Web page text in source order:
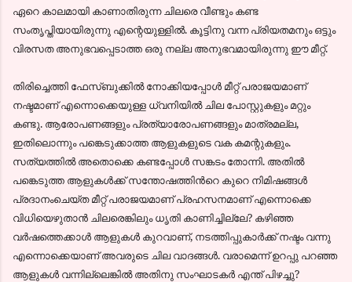
ഏറെ കാലമായി കാണാതിരുന്ന ചിലരെ വീണ്ടും കണ്ട
സംതൃപ്തിയായിരുന്നു എന്റെയുള്ളില്‍. കൂട്ടിനു വന്ന പ്രിയതമനും ഒട്ടും
വിരസത അനുഭവപ്പെടാത്ത ഒരു നല്ല അനുഭവമായിരുന്നു ഈ മീറ്റ്‌.
തിരിച്ചെത്തി ഫേസ്ബുക്കില്‍ നോക്കിയപ്പോള്‍ മീറ്റ്‌ പരാജയമാണ്
നഷ്ടമാണ് എന്നൊക്കെയുള്ള ധ്വനിയില്‍ ചില പോസ്റ്റുകളും മറ്റും
കണ്ടു. ആരോപണങ്ങളും പ്രത്യാരോപണങ്ങളും മാത്രമല്ല,
ഇതിലൊന്നും പങ്കെടുക്കാത്ത ആളുകളുടെ വക കമന്റുകളും.
സത്യത്തില്‍ അതൊക്കെ കണ്ടപ്പോള്‍ സങ്കടം തോന്നി. അതില്‍
പങ്കെടുത്ത ആളുകള്‍ക്ക് സന്തോഷത്തിന്‍റെ കുറെ നിമിഷങ്ങള്‍
പ്രദാനംചെയ്ത മീറ്റ്‌ പരാജയമാണ് പ്രഹസനമാണ് എന്നൊക്കെ
വിധിയെഴുതാന്‍ ചിലരെങ്കിലും ധൃതി കാണിച്ചില്ലേ? കഴിഞ്ഞ
വര്‍ഷത്തെക്കാള്‍ ആളുകള്‍ കുറവാണ്, നടത്തിപ്പുകാര്‍ക്ക് നഷ്ടം വന്നു
എന്നൊക്കെയാണ് അവരുടെ ചില വാദങ്ങള്‍. വരാമെന്ന് ഉറപ്പു പറഞ്ഞ
ആളുകള്‍ വന്നില്ലെങ്കില്‍ അതിനു സംഘാടകര്‍ എന്ത് പിഴച്ചു?